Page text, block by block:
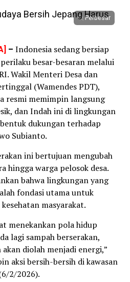
Perbesar
– Indonesia sedang bersiap
besar-besaran melalui
Wakil Menteri Desa dan
(Wamendes PDT),
resmi memimpin langsung
dan Indah ini di lingkungan
dukungan terhadap
Subianto.
ini bertujuan mengubah
hingga warga pelosok desa.
bahwa lingkungan yang
fondasi utama untuk
masyarakat.
menekankan pola hidup
lagi sampah berserakan,
diolah menjadi energi,”
aksi bersih-bersih di kawasan
2/2026).